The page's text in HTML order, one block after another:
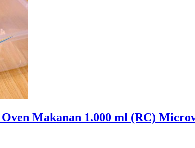
Makanan 1.000 ml (RC)